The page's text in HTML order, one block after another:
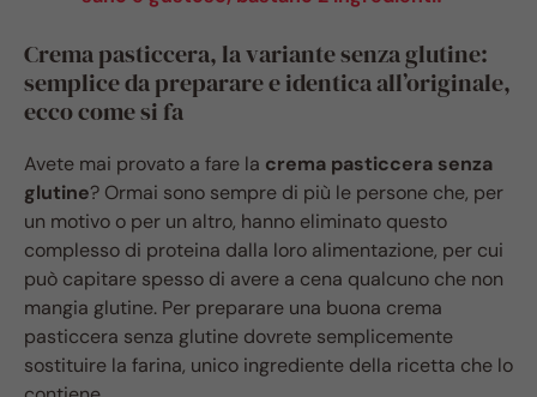
Crema pasticcera, la variante senza glutine:
semplice da preparare e identica all’originale,
ecco come si fa
Avete mai provato a fare la crema pasticcera senza
glutine? Ormai sono sempre di più le persone che, per
un motivo o per un altro, hanno eliminato questo
complesso di proteina dalla loro alimentazione, per cui
può capitare spesso di avere a cena qualcuno che non
mangia glutine. Per preparare una buona crema
pasticcera senza glutine dovrete semplicemente
sostituire la farina, unico ingrediente della ricetta che lo